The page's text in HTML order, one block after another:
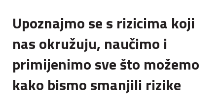
Upoznajmo se s rizicima koji
nas okružuju, naučimo i
primijenimo sve što možemo
kako bismo smanjili rizike